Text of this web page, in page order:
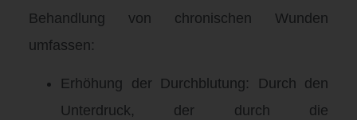
Behandlung von chronischen Wunden
umfassen:
Erhöhung der Durchblutung: Durch den
Unterdruck, der durch die